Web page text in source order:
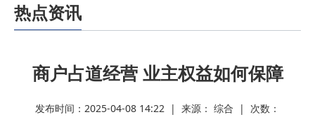
热点资讯
商户占道经营 业主权益如何保障
发布时间：2025-04-08 14:22 | 来源： 综合 | 次数：